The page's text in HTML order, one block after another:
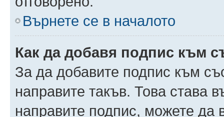
Върнете се в началото
Как да добавя подпис към
За да добавите подпис към
направите такъв. Това
направите подпис, можете да